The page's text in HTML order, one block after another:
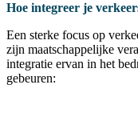
Hoe integreer je
Een sterke focus op
zijn maatschappelijke
integratie ervan in het
gebeuren: